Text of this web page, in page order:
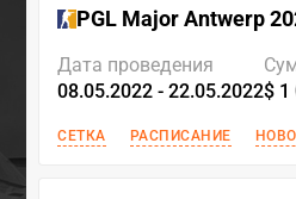
PGL Major Antwerp
Дата проведения
08.05.2022 - 22.05.2022$ 1
СЕТКА РАСПИСАНИЕ